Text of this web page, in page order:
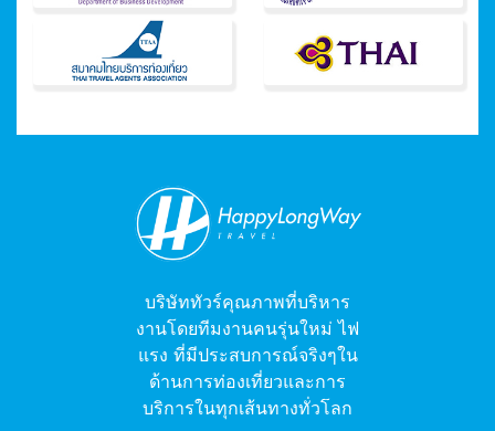
บริษัททัวร์คุณภาพที่บริหาร
งานโดยทีมงานคนรุ่นใหม่ ไฟ
แรง ที่มีประสบการณ์จริงๆใน
ด้านการท่องเที่ยวและการ
บริการในทุกเส้นทางทั่วโลก